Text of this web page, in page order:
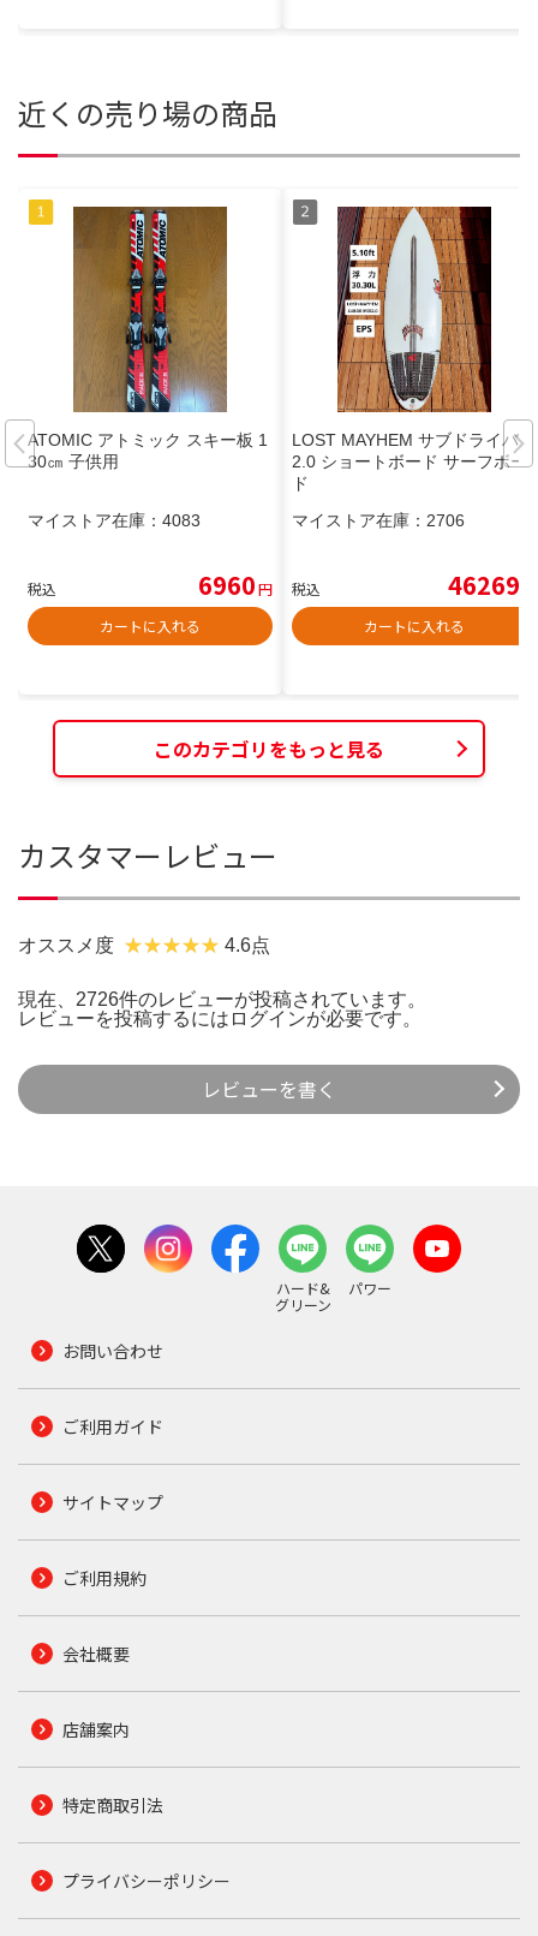
近くの売り場の商品
ATOMIC アトミック スキー板 1
30㎝ 子供用
マイストア在庫： 4083
税込 6960円
カートに入れる
LOST MAYHEM サブドライバー
2.0 ショートボード サーフボー
ド
マイストア在庫： 2706
税込 46269
カートに入れる
このカテゴリをもっと見る
カスタマーレビュー
オススメ度 4.6点
現在、2726件のレビューが投稿されています。
レビューを投稿するには ログインが必要です。
レビューを書く
ハード&
グリーン
パワー
お問い合わせ
ご利用ガイド
サイトマップ
ご利用規約
会社概要
店舗案内
特定商取引法
プライバシーポリシー